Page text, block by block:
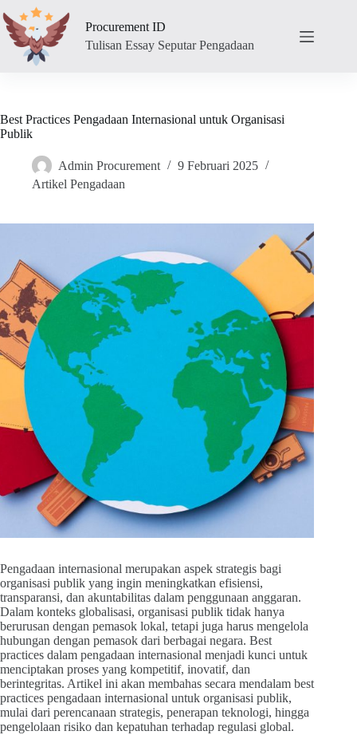
to
content
Procurement ID
Tulisan Essay Seputar Pengadaan
Best Practices Pengadaan Internasional untuk Organisasi
Publik
Admin Procurement
9 Februari 2025
Artikel Pengadaan
Pengadaan internasional merupakan aspek strategis bagi
organisasi publik yang ingin meningkatkan efisiensi,
transparansi, dan akuntabilitas dalam penggunaan anggaran.
Dalam konteks globalisasi, organisasi publik tidak hanya
berurusan dengan pemasok lokal, tetapi juga harus mengelola
hubungan dengan pemasok dari berbagai negara. Best
practices dalam pengadaan internasional menjadi kunci untuk
menciptakan proses yang kompetitif, inovatif, dan
berintegritas. Artikel ini akan membahas secara mendalam best
practices pengadaan internasional untuk organisasi publik,
mulai dari perencanaan strategis, penerapan teknologi, hingga
pengelolaan risiko dan kepatuhan terhadap regulasi global.